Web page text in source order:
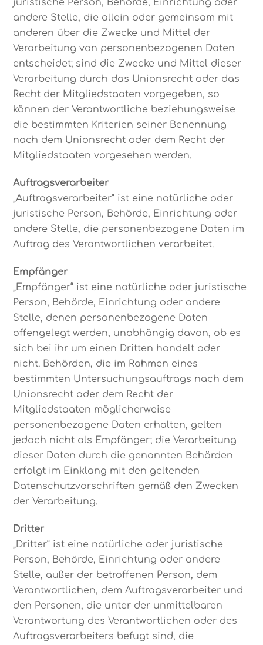
juristische Person, Behörde, Einrichtung oder
andere Stelle, die allein oder gemeinsam mit
anderen über die Zwecke und Mittel der
Verarbeitung von personenbezogenen Daten
entscheidet; sind die Zwecke und Mittel dieser
Verarbeitung durch das Unionsrecht oder das
Recht der Mitgliedstaaten vorgegeben, so
können der Verantwortliche beziehungsweise
die bestimmten Kriterien seiner Benennung
nach dem Unionsrecht oder dem Recht der
Mitgliedstaaten vorgesehen werden.
Auftragsverarbeiter
„Auftragsverarbeiter“ ist eine natürliche oder
juristische Person, Behörde, Einrichtung oder
andere Stelle, die personenbezogene Daten im
Auftrag des Verantwortlichen verarbeitet.
Empfänger
„Empfänger“ ist eine natürliche oder juristische
Person, Behörde, Einrichtung oder andere
Stelle, denen personenbezogene Daten
offengelegt werden, unabhängig davon, ob es
sich bei ihr um einen Dritten handelt oder
nicht. Behörden, die im Rahmen eines
bestimmten Untersuchungsauftrags nach dem
Unionsrecht oder dem Recht der
Mitgliedstaaten möglicherweise
personenbezogene Daten erhalten, gelten
jedoch nicht als Empfänger; die Verarbeitung
dieser Daten durch die genannten Behörden
erfolgt im Einklang mit den geltenden
Datenschutzvorschriften gemäß den Zwecken
der Verarbeitung.
Dritter
„Dritter“ ist eine natürliche oder juristische
Person, Behörde, Einrichtung oder andere
Stelle, außer der betroffenen Person, dem
Verantwortlichen, dem Auftragsverarbeiter und
den Personen, die unter der unmittelbaren
Verantwortung des Verantwortlichen oder des
Auftragsverarbeiters befugt sind, die